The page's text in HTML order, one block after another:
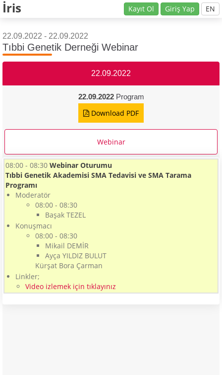
İris Kayıt Ol Giriş Yap EN
22.09.2022 - 22.09.2022
Tıbbi Genetik Derneği Webinar
22.09.2022
22.09.2022Program
Download PDF
Webinar
08:00 - 08:30 Webinar Oturumu
Tıbbi Genetik Akademisi SMA Tedavisi ve SMA Tarama
Programı
Moderatör
08:00 - 08:30
Başak TEZEL
Konuşmacı
08:00 - 08:30
Mikail DEMİR
Ayça YILDIZ BULUT
Kürşat Bora Çarman
Linkler;
Video izlemek için tıklayınız